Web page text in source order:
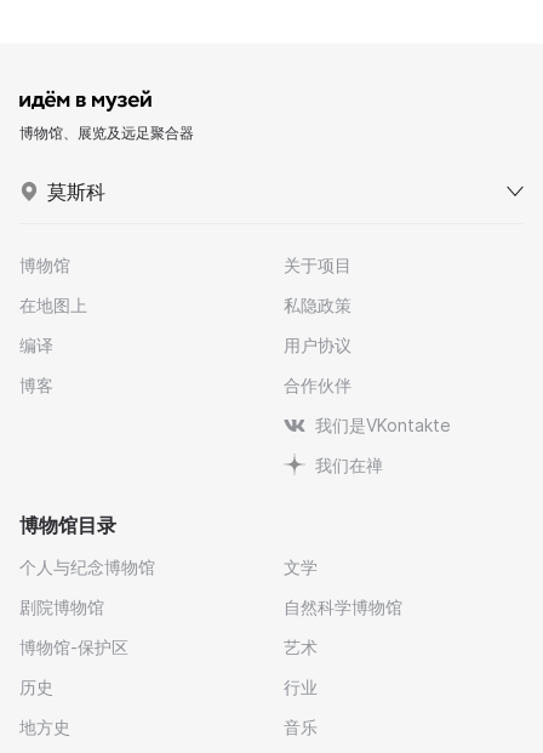
博物馆、展览及远足聚合器
莫斯科
博物馆
在地图上
编译
博客
关于项目
私隐政策
用户协议
合作伙伴
我们是VKontakte
我们在禅
博物馆目录
个人与纪念博物馆
剧院博物馆
博物馆-保护区
历史
地方史
文学
自然科学博物馆
艺术
行业
音乐